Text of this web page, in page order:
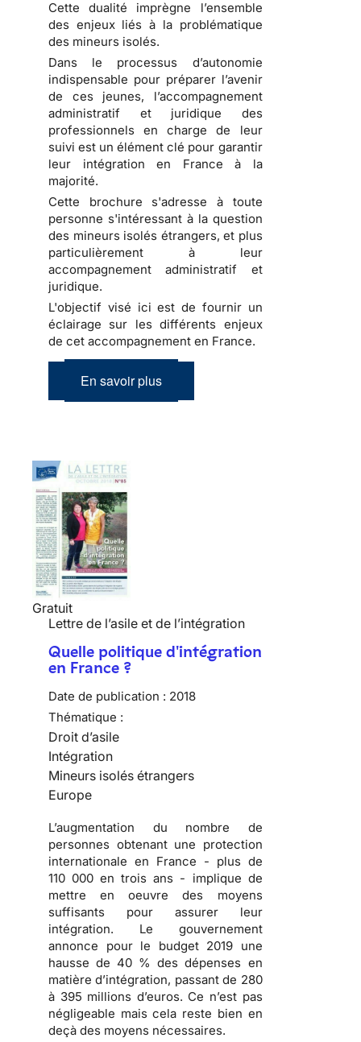
Cette dualité imprègne l’ensemble
des enjeux liés à la problématique
des mineurs isolés.
Dans le processus d’autonomie
indispensable pour préparer l’avenir
de ces jeunes, l’accompagnement
administratif et juridique des
professionnels en charge de leur
suivi est un élément clé pour garantir
leur intégration en France à la
majorité.
Cette brochure s'adresse à toute
personne s'intéressant à la question
des mineurs isolés étrangers, et plus
particulièrement à leur
accompagnement administratif et
juridique.
L'objectif visé ici est de fournir un
éclairage sur les différents enjeux
de cet accompagnement en France.
En savoir plus
Gratuit
Lettre de l’asile et de l’intégration
Quelle politique d'intégration
en France ?
Date de publication : 2018
Thématique :
Droit d’asile
Intégration
Mineurs isolés étrangers
Europe
L’augmentation du nombre de
personnes obtenant une protection
internationale en France - plus de
110 000 en trois ans - implique de
mettre en oeuvre des moyens
suffisants pour assurer leur
intégration. Le gouvernement
annonce pour le budget 2019 une
hausse de 40 % des dépenses en
matière d’intégration, passant de 280
à 395 millions d’euros. Ce n’est pas
négligeable mais cela reste bien en
deçà des moyens nécessaires.